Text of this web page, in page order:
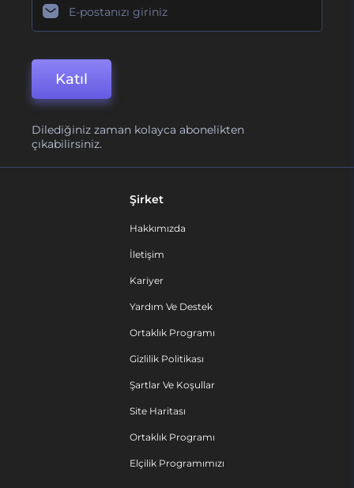
Katıl
Dilediğiniz zaman kolayca abonelikten
çıkabilirsiniz.
Şirket
Hakkımızda
İletişim
Kariyer
Yardım Ve Destek
Ortaklık Programı
Gizlilik Politikası
Şartlar Ve Koşullar
Site Haritası
Ortaklık Programı
Elçilik Programımızı